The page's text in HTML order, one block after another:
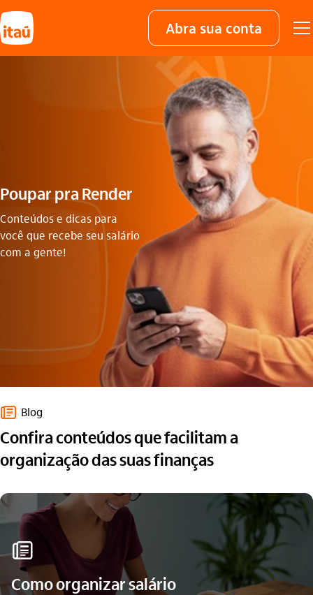
Abra sua conta
Poupar pra Render
Conteúdos e dicas para
você que recebe seu salário
com a gente!
jornal_outline Blog
Confira conteúdos que facilitam a
organização das suas finanças​
jornal_outline
Como organizar salário